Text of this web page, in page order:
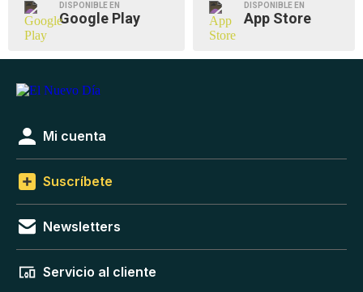
DISPONIBLE EN
Google Play
DISPONIBLE EN
App Store
Mi cuenta
Suscríbete
Newsletters
Servicio al cliente